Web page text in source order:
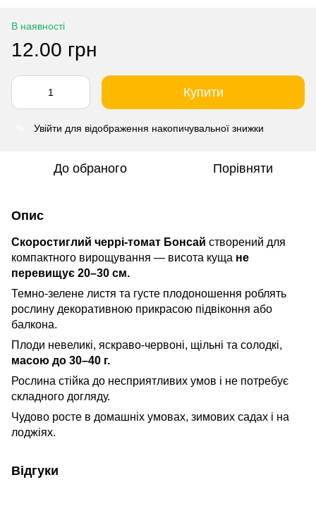
В наявності
12.00 грн
Купити
Увійти для відображення накопичувальної знижки
До обраного Порівняти
Опис
Скоростиглий черрі-томат Бонсай створений для
компактного вирощування — висота куща не
перевищує 20–30 см.
Темно-зелене листя та густе плодоношення роблять
рослину декоративною прикрасою підвіконня або
балкона.
Плоди невеликі, яскраво-червоні, щільні та солодкі,
масою до 30–40 г.
Рослина стійка до несприятливих умов і не потребує
складного догляду.
Чудово росте в домашніх умовах, зимових садах і на
лоджіях.
Відгуки